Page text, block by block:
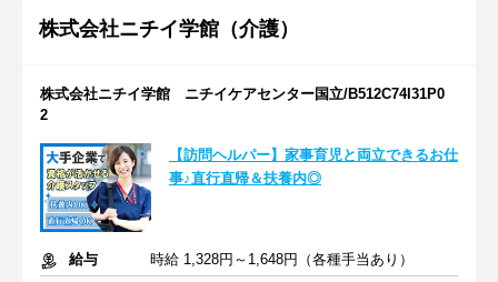
株式会社ニチイ学館（介護）
株式会社ニチイ学館 ニチイケアセンター国立/B512C74I31P0
2
【訪問ヘルパー】家事育児と両立できるお仕
事♪直行直帰＆扶養内◎
給与
時給 1,328円～1,648円（各種手当あり）